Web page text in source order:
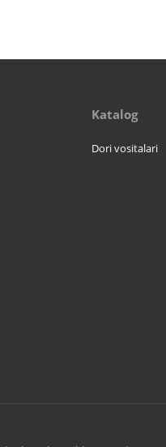
Katalog
Dori vositalari